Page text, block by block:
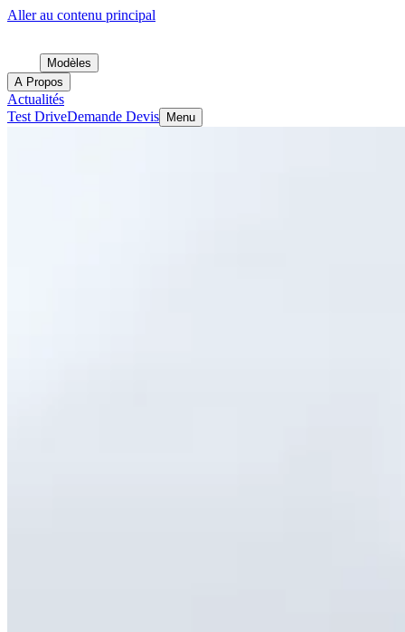
Aller au contenu principal
Modèles
A Propos
Actualités
Test DriveDemande Devis Menu